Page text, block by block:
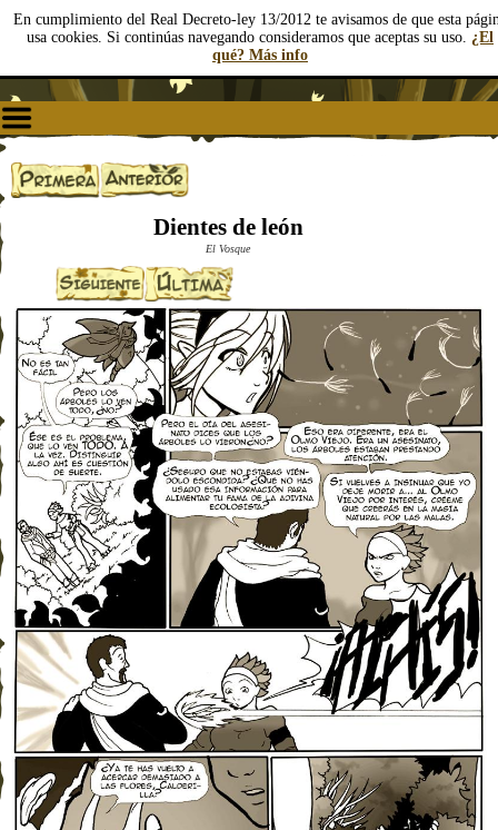
En cumplimiento del Real Decreto-ley 13/2012 te avisamos de que esta
usa cookies. Si continúas navegando consideramos que aceptas su uso. ¿El
qué? Más info
Dientes de león
El Vosque